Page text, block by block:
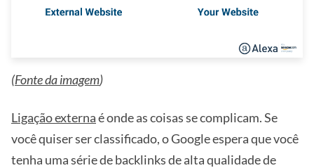
(Fonte da imagem)
Ligação externaé onde as coisas se complicam. Se
você quiser ser classificado, o Google espera que você
tenha uma série de backlinks de alta qualidade de